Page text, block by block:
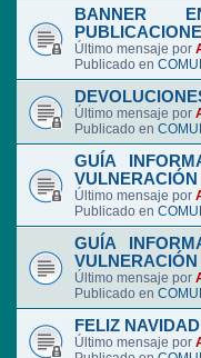
BANNER
Último mensaje por
Publicado en
Último mensaje por
Publicado en
GUÍA
VULNERACIÓN
Último mensaje por
Publicado en
GUÍA
VULNERACIÓN
Último mensaje por
Publicado en
FELIZ
Último mensaje por